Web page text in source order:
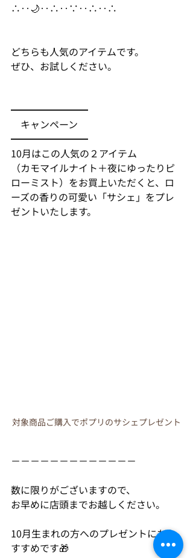
∴‥🌙‥∴‥∵‥∴‥∴
どちらも人気のアイテムです。
ぜひ、お試しください。
━━━━━━━━
キャンペーン
━━━━━━━━
10月はこの人気の２アイテム
（カモマイルナイト＋夜にゆったりピ
ローミスト）をお買上いただくと、ロ
ーズの香りの可愛い「サシェ」をプレ
ゼントいたします。
対象商品ご購入でポプリのサシェプレゼント
－－－－－－－－－－－－－
数に限りがございますので、
お早めに店頭までお越しください。
10月生まれの方へのプレゼントにもお
すすめです🎁